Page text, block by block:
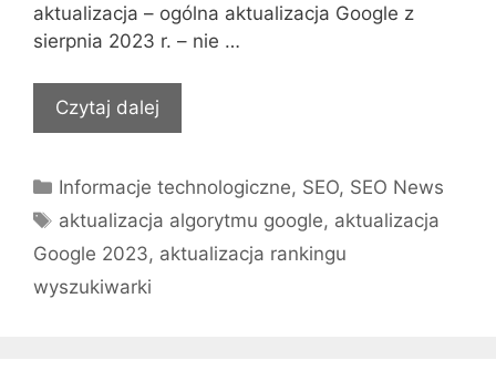
aktualizacja – ogólna aktualizacja Google z
sierpnia 2023 r. – nie …
Czytaj dalej
Kategorie
Informacje technologiczne, SEO, SEO News
Tagi
aktualizacja algorytmu google, aktualizacja
Google 2023, aktualizacja rankingu
wyszukiwarki